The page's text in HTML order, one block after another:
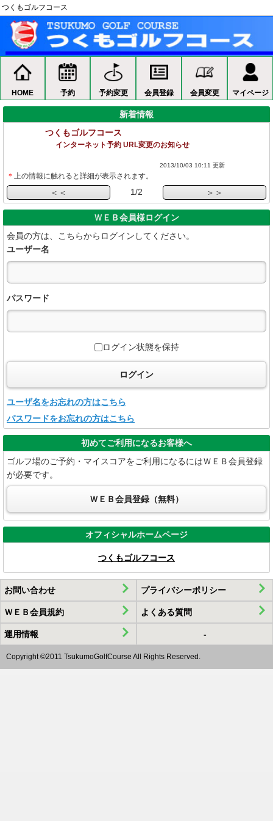
<つくもゴルフコース>オンライン予約
つくもゴルフコース
HOME 予約 予約変更 会員登録 会員変更 マイページ
新着情報
つくもゴルフコース
インターネット予約 URL変更のお知らせ
2013/10/03 10:11 更新
＊ 上の情報に触れると詳細が表示されます。
＜＜ 1/2 ＞＞
ＷＥＢ会員様ログイン
会員の方は、こちらからログインしてください。
ユーザー名
パスワード
ログイン状態を保持
ログイン
ユーザ名をお忘れの方はこちら
パスワードをお忘れの方はこちら
初めてご利用になるお客様へ
ゴルフ場のご予約・マイスコアをご利用になるにはＷＥＢ会員登録
が必要です。
ＷＥＢ会員登録（無料）
オフィシャルホームページ
つくもゴルフコース
お問い合わせ プライバシーポリシー
ＷＥＢ会員規約 よくある質問
運用情報 -
Copyright ©2011 TsukumoGolfCourse All Rights Reserved.
HOME ゴルフ予約 予約の確認
プライバシーポリシー
また、当ゴルフ場をご利用されるお客様の情報の機密性および安全
（２）当ゴルフ場が取り扱う不動産物件に関連するその他の当事者
1.当ゴルフ場は、お客様の個人情報を保護するため、個人情報保護
3.当ゴルフ場は、お客様と当ゴルフ場との間で合意された場合また
は一部を当ゴルフ場が許可する当社以外の者に対して委託する場合
6.当ゴルフ場は、当ゴルフ場が取り扱うお客様の個人データについ